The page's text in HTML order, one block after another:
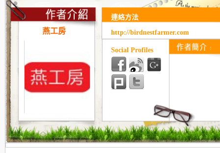
燕工房
連絡方法
http://birdnestfarmer.com
Social Profiles